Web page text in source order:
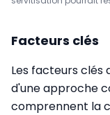
Facteurs clés
Les facteurs clés
d'une approche
comprennent la